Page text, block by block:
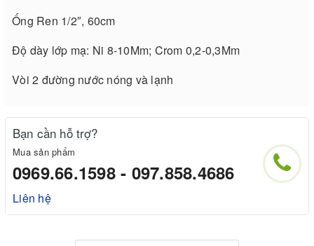
Ống Ren 1/2″, 60cm
Độ dày lớp mạ: Ni 8-10Mm; Crom 0,2-0,3Mm
Vòi 2 đường nước nóng và lạnh
Bạn cần hỗ trợ?
Mua sản phẩm
0969.66.1598 - 097.858.4686
Liên hệ